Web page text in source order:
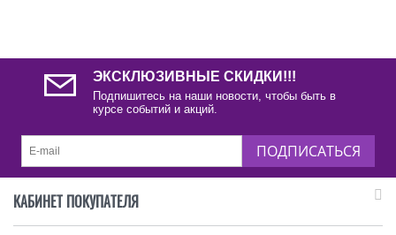
ЭКСКЛЮЗИВНЫЕ СКИДКИ!!!
Подпишитесь на наши новости, чтобы быть в
курсе событий и акций.
ПОДПИСАТЬСЯ
КАБИНЕТ ПОКУПАТЕЛЯ